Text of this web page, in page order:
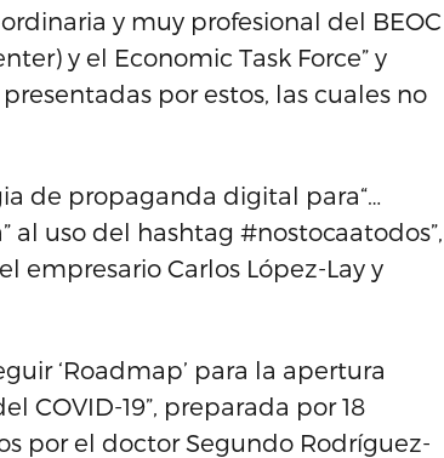
y muy profesional del BEOC
y el Economic Task Force” y
por estos, las cuales no
de propaganda digital para“…
uso del hashtag #nostocaatodos”,
empresario Carlos López-Lay y
‘Roadmap’ para la apertura
COVID-19”, preparada por 18
por el doctor Segundo Rodríguez-